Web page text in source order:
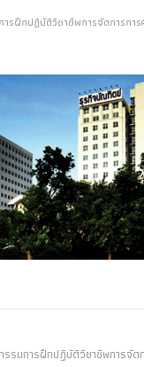
ารฝึกปฏิบัติวิชาชีพการจัดการการ
รรมการฝึกปฏิบัติวิชาชีพการจัด